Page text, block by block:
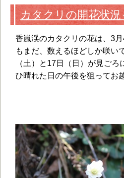
カタクリの開花状況
香嵐渓のカタクリの花は、3
もまだ、数えるほどしか咲い
（土）と17日（日）が見ご
ひ晴れた日の午後を狙ってお